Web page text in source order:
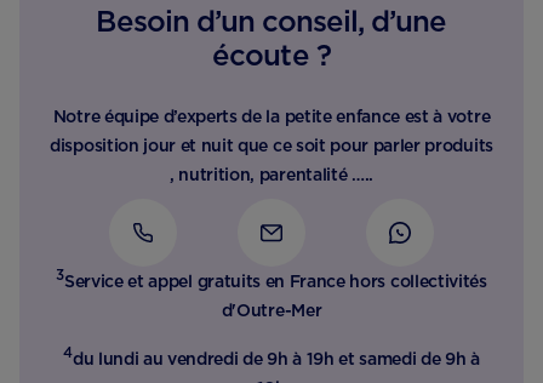
Besoin d’un conseil, d’une
écoute ?
Notre équipe d’experts de la petite enfance est à votre
disposition jour et nuit que ce soit pour parler produits
, nutrition, parentalité …..
3Service et appel gratuits en France hors collectivités
d'Outre-Mer​
4du lundi au vendredi de 9h à 19h et samedi de 9h à